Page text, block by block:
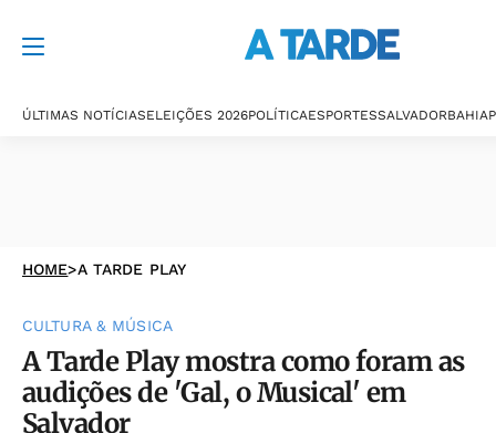
ÚLTIMAS NOTÍCIASELEIÇÕES 2026POLÍTICAESPORTESSALVADORBAHIA
HOME>A TARDE PLAY
CULTURA & MÚSICA
A Tarde Play mostra como foram as
audições de 'Gal, o Musical' em
Salvador